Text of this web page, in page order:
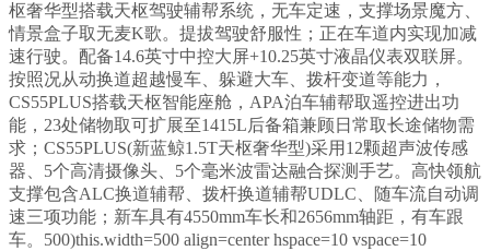
枢奢华型搭载天枢驾驶辅帮系统，无车定速，支撑场景魔方、
情景盒子取无麦K歌。提拔驾驶舒服性；正在车道内实现加减
速行驶。配备14.6英寸中控大屏+10.25英寸液晶仪表双联屏。
按照况从动换道超越慢车、躲避大车、拨杆变道等能力，
CS55PLUS搭载天枢智能座舱，APA泊车辅帮取遥控进出功
能，23处储物取可扩展至1415L后备箱兼顾日常取长途储物需
求；CS55PLUS(新蓝鲸1.5T天枢奢华型)采用12颗超声波传感
器、5个高清摄像头、5个毫米波雷达融合探测手艺。高快领航
支撑包含ALC换道辅帮、拨杆换道辅帮UDLC、随车流自动调
速三项功能；新车具有4550mm车长和2656mm轴距，有车跟
车。500)this.width=500 align=center hspace=10 vspace=10